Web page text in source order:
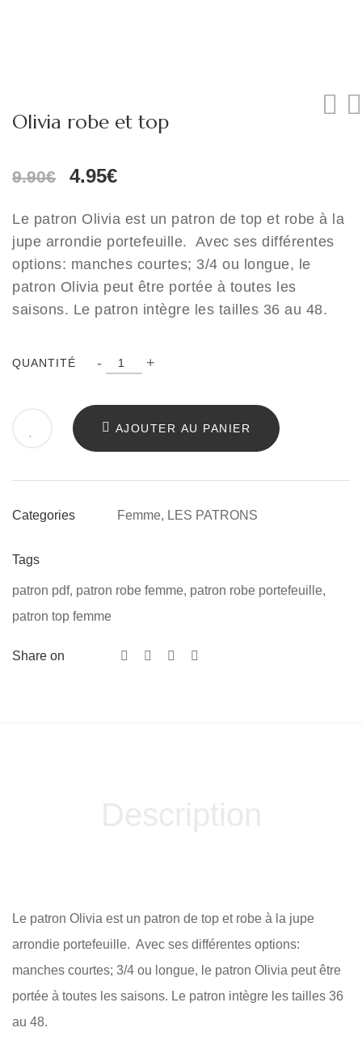
Olivia robe et top
9.90€
Le
initial
était :
9.90€.
4.95€Le
actuel
est :
4.95€.
Le patron Olivia est un patron de top et robe à la
jupe arrondie portefeuille. Avec ses différentes
options: manches courtes; 3/4 ou longue, le
patron Olivia peut être portée à toutes les
saisons. Le patron intègre les tailles 36 au 48.
QUANTITÉ - Quantité
+
AJOUTER AU PANIER
Categories Femme, LES PATRONS
Tags
patron pdf, patron robe femme, patron robe portefeuille,
patron top femme
Share on
Le patron Olivia est un patron de top et robe à la jupe
arrondie portefeuille. Avec ses différentes options:
manches courtes; 3/4 ou longue, le patron Olivia peut être
portée à toutes les saisons. Le patron intègre les tailles 36
au 48.